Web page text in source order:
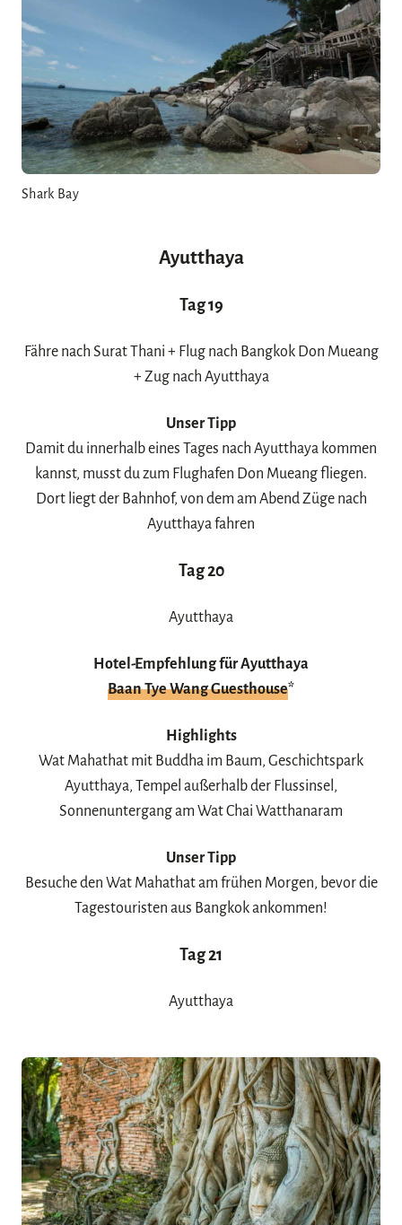
Shark Bay
Ayutthaya
Tag 19
Fähre nach Surat Thani + Flug nach Bangkok Don Mueang
+ Zug nach Ayutthaya
Unser Tipp
Damit du innerhalb eines Tages nach Ayutthaya kommen
kannst, musst du zum Flughafen Don Mueang fliegen.
Dort liegt der Bahnhof, von dem am Abend Züge nach
Ayutthaya fahren
Tag 20
Ayutthaya
Hotel-Empfehlung für Ayutthaya
Baan Tye Wang Guesthouse*
Highlights
Wat Mahathat mit Buddha im Baum, Geschichtspark
Ayutthaya, Tempel außerhalb der Flussinsel,
Sonnenuntergang am Wat Chai Watthanaram
Unser Tipp
Besuche den Wat Mahathat am frühen Morgen, bevor die
Tagestouristen aus Bangkok ankommen!
Tag 21
Ayutthaya